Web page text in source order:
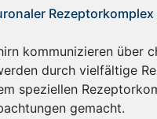
kommunizieren über
durch vielfältige
speziellen
gemacht.